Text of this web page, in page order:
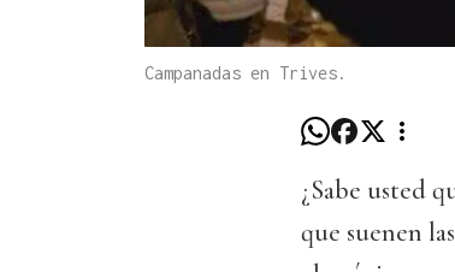
Campanadas en Trives.
¿Sabe usted
que suenen las